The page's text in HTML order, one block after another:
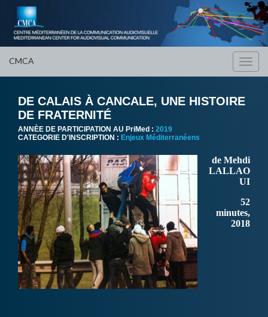
CMCA
DE CALAIS À CANCALE, UNE HISTOIRE
DE FRATERNITÉ
ANNÈE DE PARTICIPATION AU PriMed : 2019
CATEGORIE D'INSCRIPTION : Enjeux Méditerranéens
de Mehdi
LALLAO
UI
52
minutes,
2018